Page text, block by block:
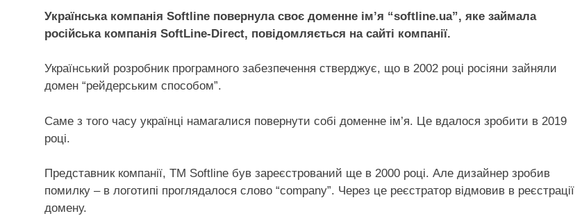
Українська компанія Softline повернула своє доменне ім’я “softline.uа”, яке займала
російська компанія SoftLine-Direct, повідомляється на сайті компанії.
Український розробник програмного забезпечення стверджує, що в 2002 році росіяни зайняли
домен “рейдерським способом”.
Саме з того часу українці намагалися повернути собі доменне ім’я. Це вдалося зробити в 2019
році.
Представник компанії, TM Softline був зареєстрований ще в 2000 році. Але дизайнер зробив
помилку – в логотипі проглядалося слово “company”. Через це реєстратор відмовив в реєстрації
домену.